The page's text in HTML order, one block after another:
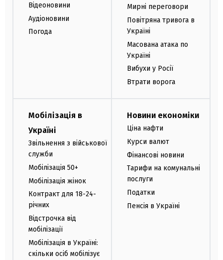
Відеоновини
Аудіоновини
Погода
Мирні переговори
Повітряна тривога в
Україні
Масована атака по
Україні
Вибухи у Росії
Втрати ворога
Мобілізація в
Україні
Звільнення з військової
служби
Мобілізація 50+
Мобілізація жінок
Контракт для 18-24-
річних
Відстрочка від
мобілізації
Мобілізація в Україні:
скільки осіб мобілізує
Новини економіки
Ціна нафти
Курси валют
Фінансові новини
Тарифи на комунальні
послуги
Податки
Пенсія в Україні